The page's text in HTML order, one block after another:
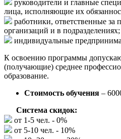
руководители и главные
лица, исполняющие их
работники, ответственные за
организаций и в подразделениях;
индивидуальные
К освоению программы
(получающие) среднее
образование.
Стоимость обучения –
Система скидок:
от 1-5 чел. - 0%
от 5-10 чел. - 10%